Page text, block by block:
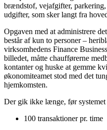
brændstof, vejafgifter,
udgifter, som sker langt fra
Opgaven med at administrere
består af kun to personer –
virksomhedens Finance
billedet, måtte chaufførerne
kontanter og huske at gemme
økonomiteamet stod med det
hjemkomsten.
Der gik ikke længe, før systemet
100 transaktioner pr. time